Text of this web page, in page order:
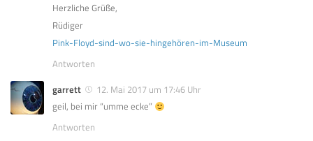
Herzliche Grüße,
Rüdiger
Pink-Floyd-sind-wo-sie-hingehören-im-Museum
Antworten
garrett
12. Mai 2017 um 17:46 Uhr
geil, bei mir “umme ecke”
Antworten